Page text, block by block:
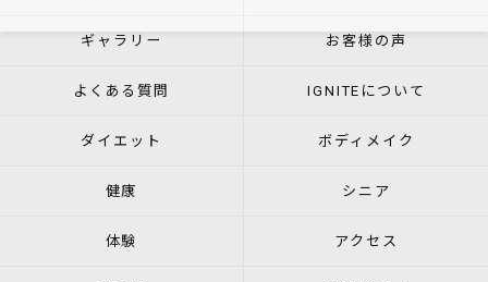
ギャラリー お客様の声
よくある質問 IGNITEについて
ダイエット ボディメイク
健康 シニア
体験 アクセス